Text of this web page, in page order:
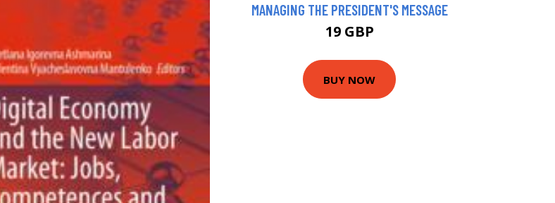
MANAGING THE PRESIDENT'S MESSAGE
19 GBP
BUY NOW